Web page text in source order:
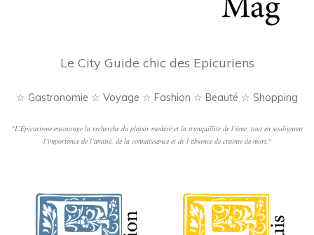
Le City Guide chic des Epicuriens
☆ Gastronomie ☆ Voyage ☆ Fashion ☆ Beauté ☆ Shopping
"L'Epicurisme encourage la recherche du plaisir modéré et la tranquillité de l’âme, tout en soulignant
l’importance de l’amitié, de la connaissance et de l’absence de crainte de mort. "